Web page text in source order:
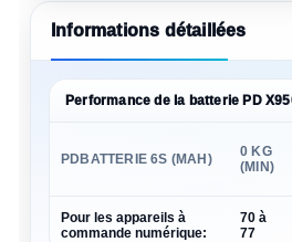
Informations détaillées
Performance de la batterie PD
PDBATTERIE 6S (MAH)
0 KG
(MIN)
Pour les appareils à
commande numérique:
70 à
77